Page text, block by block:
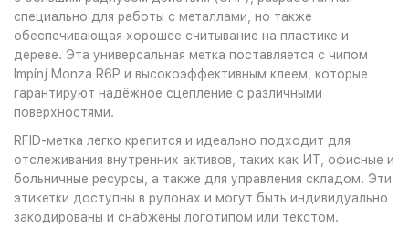
специально для работы с металлами, но также
обеспечивающая хорошее считывание на пластике и
дереве. Эта универсальная метка поставляется с чипом
Impinj Monza R6P и высокоэффективным клеем, которые
гарантируют надёжное сцепление с различными
поверхностями.
RFID-метка легко крепится и идеально подходит для
отслеживания внутренних активов, таких как ИТ, офисные и
больничные ресурсы, а также для управления складом. Эти
этикетки доступны в рулонах и могут быть индивидуально
закодированы и снабжены логотипом или текстом.